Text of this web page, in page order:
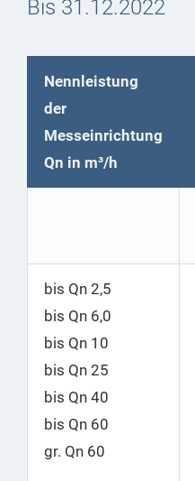
Bis 31.12.2022
Nennleistung
der
Messeinrichtung
Qn in m³/h
bis Qn 2,5
bis Qn 6,0
bis Qn 10
bis Qn 25
bis Qn 40
bis Qn 60
gr. Qn 60